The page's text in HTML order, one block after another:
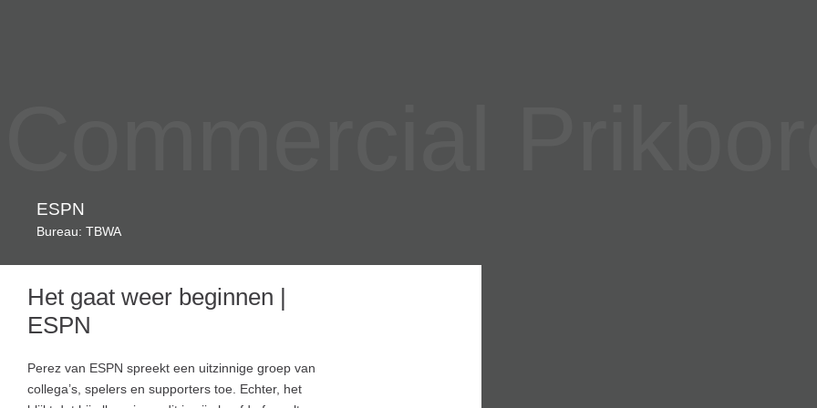
ESPN
Bureau: TBWA
Het gaat weer beginnen |
ESPN
Perez van ESPN spreekt een uitzinnige groep van
collega’s, spelers en supporters toe. Echter, het